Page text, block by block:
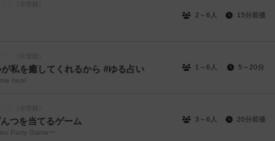
2～6人 15分前後
私を癒してくれるから #ゆる占い
heal
1～6人 5～20分
つを当てるゲーム
Party Game〜
3～6人 20分前後